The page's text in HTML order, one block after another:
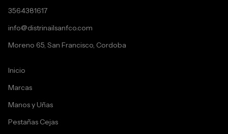
3564381617
info@distrinailsanfco.com
Moreno 65, San Francisco, Cordoba
Inicio
Marcas
Manos y Uñas
Pestañas Cejas